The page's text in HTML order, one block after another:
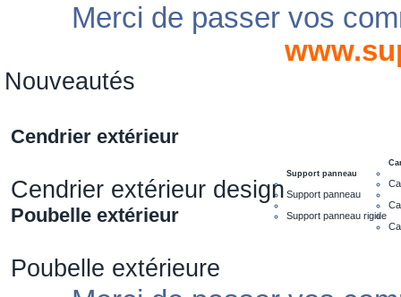
Merci de passer vos
Nouveautés
Cendrier extérieur
Cendrier extérieur design
Poubelle extérieur
Poubelle extérieure
Support panneau
Support panneau
Support panneau rigide